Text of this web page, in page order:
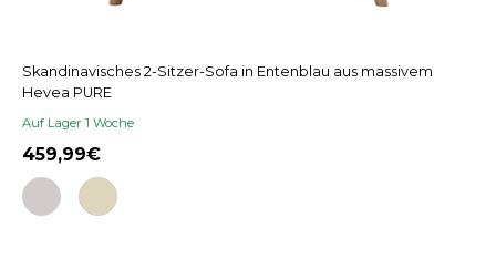
Skandinavisches 2-Sitzer-Sofa in Entenblau aus massivem
Hevea PURE
Auf Lager 1 Woche
459,99